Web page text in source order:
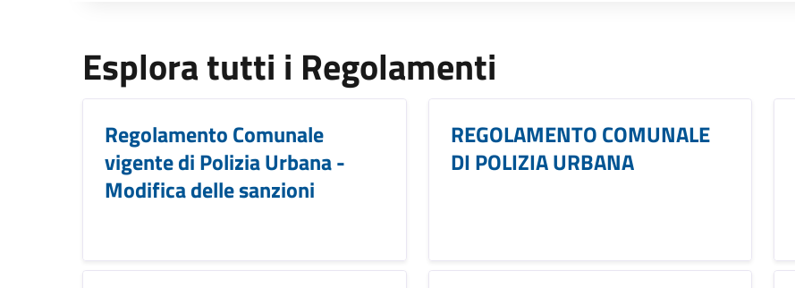
Esplora tutti i Regolamenti
Regolamento Comunale
vigente di Polizia Urbana -
Modifica delle sanzioni
REGOLAMENTO COMUNALE
DI POLIZIA URBANA